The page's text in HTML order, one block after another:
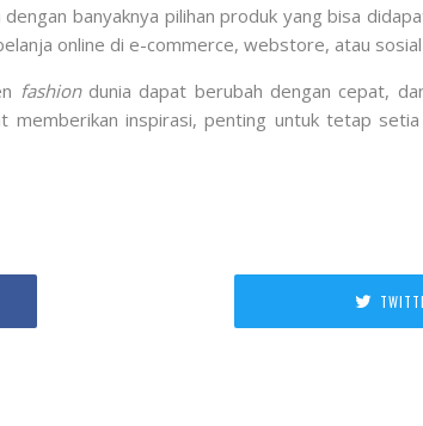
banyaknya pilihan produk yang bisa
online di e-commerce, webstore, atau
fashiondunia dapat berubah dengan cepat,
memberikan inspirasi, penting untuk tetap